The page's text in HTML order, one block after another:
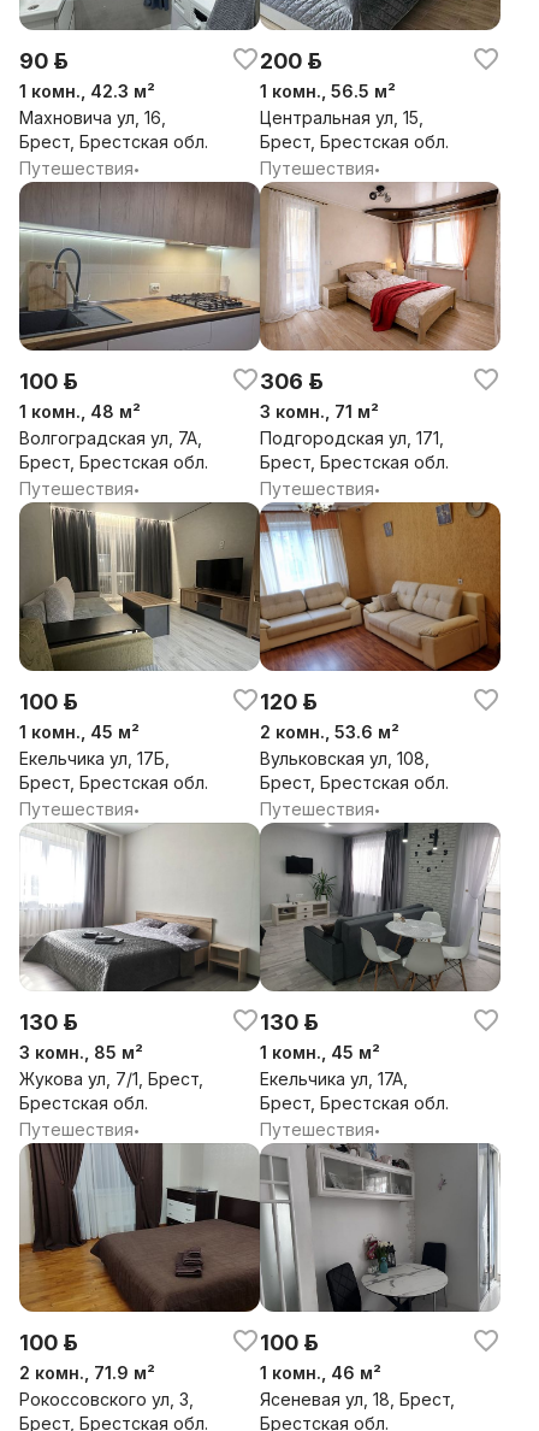
90 р.
1 комн., 42.3 м²
Махновича ул, 16,
Брест, Брестская обл.
Путешествия•
200 р.
1 комн., 56.5 м²
Центральная ул, 15,
Брест, Брестская обл.
Путешествия•
100 р.
1 комн., 48 м²
Волгоградская ул, 7А,
Брест, Брестская обл.
Путешествия•
306 р.
3 комн., 71 м²
Подгородская ул, 171,
Брест, Брестская обл.
Путешествия•
100 р.
1 комн., 45 м²
Екельчика ул, 17Б,
Брест, Брестская обл.
Путешествия•
120 р.
2 комн., 53.6 м²
Вульковская ул, 108,
Брест, Брестская обл.
Путешествия•
130 р.
3 комн., 85 м²
Жукова ул, 7/1, Брест,
Брестская обл.
Путешествия•
130 р.
1 комн., 45 м²
Екельчика ул, 17А,
Брест, Брестская обл.
Путешествия•
100 р.
2 комн., 71.9 м²
Рокоссовского ул, 3,
Брест, Брестская обл.
100 р.
1 комн., 46 м²
Ясеневая ул, 18, Брест,
Брестская обл.